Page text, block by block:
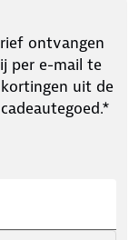
ontvangen
per e-mail te
uit de